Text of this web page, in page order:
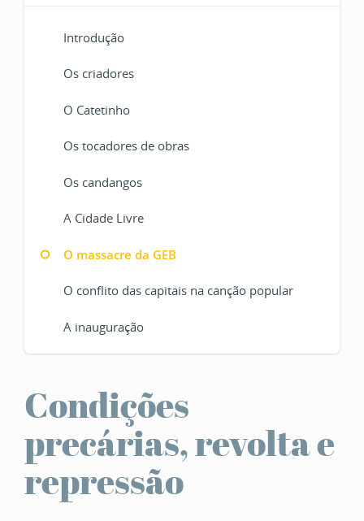
Introdução
Os criadores
O Catetinho
Os tocadores de obras
Os candangos
A Cidade Livre
O massacre da GEB
O conflito das capitais na canção popular
A inauguração
Condições
precárias, revolta e
repressão